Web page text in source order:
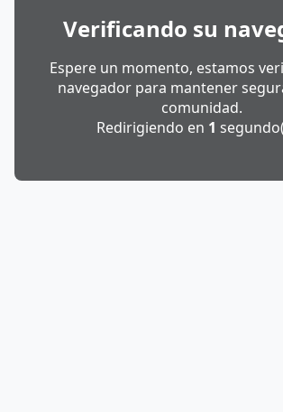
Verificando su
Espere un momento, estamos
navegador para mantener
comunidad.
Redirigiendo en 1